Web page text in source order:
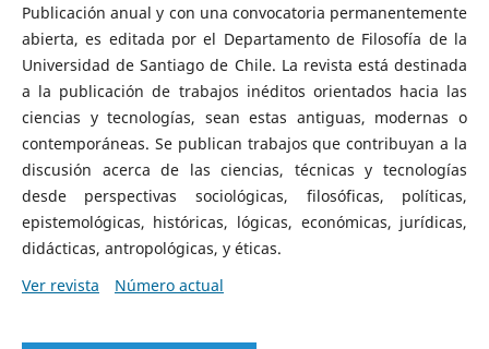
Publicación anual y con una convocatoria permanentemente
abierta, es editada por el Departamento de Filosofía de la
Universidad de Santiago de Chile. La revista está destinada
a la publicación de trabajos inéditos orientados hacia las
ciencias y tecnologías, sean estas antiguas, modernas o
contemporáneas. Se publican trabajos que contribuyan a la
discusión acerca de las ciencias, técnicas y tecnologías
desde perspectivas sociológicas, filosóficas, políticas,
epistemológicas, históricas, lógicas, económicas, jurídicas,
didácticas, antropológicas, y éticas.
Ver revista
Número actual